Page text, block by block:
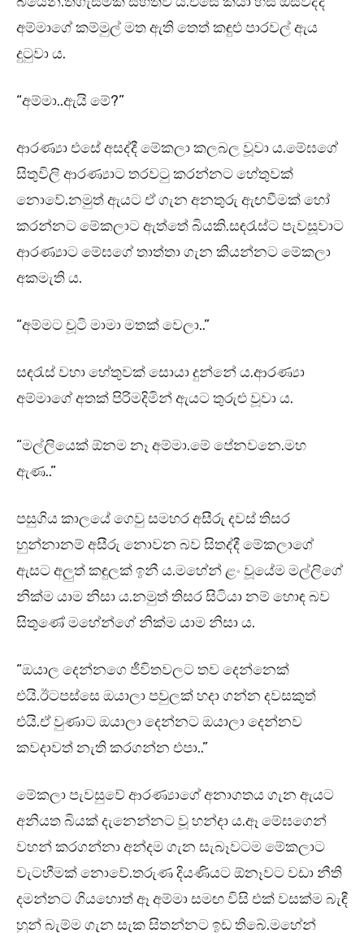
අම්මාගේ කම්මුල් මත ඇති තෙත් කඳුළු පාරවල් ඇය
දුටුවා ය.
“අම්මා..ඇයි මේ?”
ආරණ්‍යා එසේ අසද්දී මේකලා කලබල වූවා ය.මේඝගේ
සිතුවිලි ආරණ්‍යාට තරවටු කරන්නට හේතුවක්
නොවේ.නමුත් ඇයට ඒ ගැන අනතුරු ඇඟවීමක් හෝ
කරන්නට මේකලාට ඇත්තේ බියකි.සඳරැස්ට පැවසූවාට
ආරණ්‍යාට මේඝගේ තාත්තා ගැන කියන්නට මේකලා
අකමැති ය.
“අම්මට චූටි මාමා මතක් වෙලා..”
සඳරැස් වහා හේතුවක් සොයා දුන්නේ ය.ආරණ්‍යා
අම්මාගේ අතක් පිරිමදිමින් ඇයට තුරුළු වූවා ය.
“මල්ලියෙක් ඕනම නෑ අම්මා.මේ පේනවනෙ.මහ
ඇණ..”
පසුගිය කාලයේ ගෙවු සමහර අසීරු දවස් තිසර
හුන්නානම් අසීරු නොවන බව සිතද්දී මේකලාගේ
ඇසට අලුත් කඳුලක් ඉනී ය.මහේන් ළං වූයේම මල්ලිගේ
නික්ම යාම නිසා ය.නමුත් තිසර සිටියා නම් හොඳ බව
සිතුණේ මහේන්ගේ නික්ම යාම නිසා ය.
“ඔයාල දෙන්නගෙ ජීවිතවලට තව දෙන්නෙක්
එයි.ඊටපස්සෙ ඔයාලා පවුලක් හදා ගන්න දවසකුත්
එයි.ඒ වුණාට ඔයාලා දෙන්නට ඔයාලා දෙන්නව
කවදාවත් නැති කරගන්න එපා..”
මේකලා පැවසුවේ ආරණ්‍යාගේ අනාගතය ගැන ඇයට
අනියත බියක් දැනෙන්නට වූ හන්දා ය.ඈ මේඝගෙන්
වහන් කරගන්නා අන්දම ගැන සැබෑවටම මේකලාට
වැටහීමක් නොවේ.තරුණ දියණියට ඕනෑවට වඩා නීති
දමන්නට ගියහොත් ඈ අම්මා සමඟ විසි එක් වසක්ම බැඳී
හුන් බැම්ම ගැන සැක සිතන්නට ඉඩ තිබේ.මහේන්